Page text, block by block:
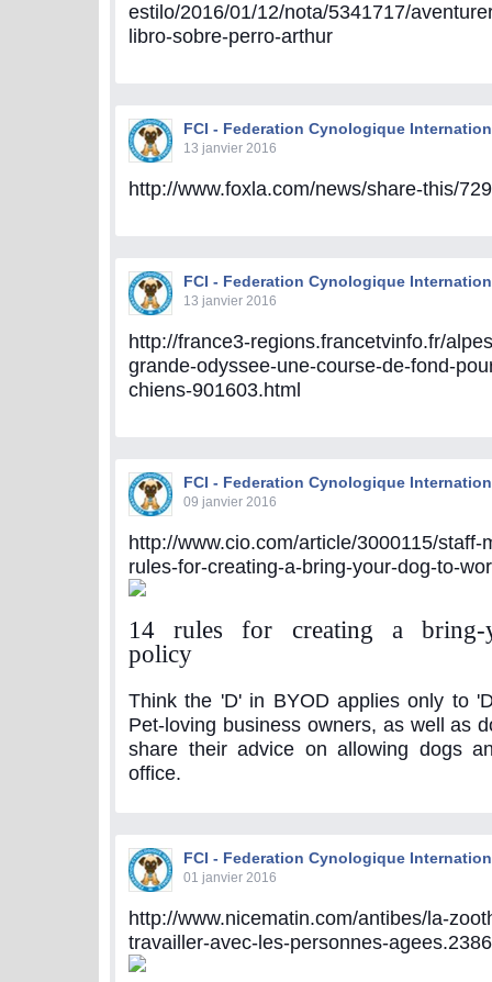
estilo/2016/01/12/nota/5341717/
libro-sobre-perro-arthur
FCI - Federation Cynologique
13 janvier 2016
http://www.foxla.com/news/share-this/
FCI - Federation Cynologique
13 janvier 2016
http://france3-regions.francetvinfo.fr/
grande-odyssee-une-course-de-fond-
chiens-901603.html
FCI - Federation Cynologique
09 janvier 2016
http://www.cio.com/article/3000115/staff-
rules-for-creating-a-bring-your-dog-to-
14 rules for creating a bring-
policy
Think the 'D' in BYOD applies only to
Pet-loving business owners, as well as
share their advice on allowing dogs
office.
FCI - Federation Cynologique
01 janvier 2016
http://www.nicematin.com/antibes/la-
travailler-avec-les-personnes-